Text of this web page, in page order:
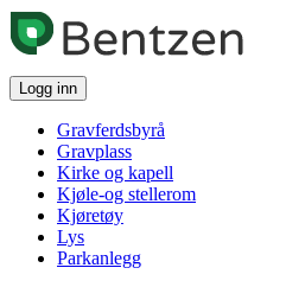
Logg inn
Gravferdsbyrå
Gravplass
Kirke og kapell
Kjøle-og stellerom
Kjøretøy
Lys
Parkanlegg